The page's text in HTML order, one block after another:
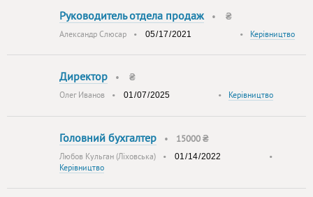
Руководитель отдела продаж• ₴
Александр Слюсар • • Керівництво
Директор • ₴
Олег Иванов • • Керівництво
Головний бухгалтер • 15000 ₴
Любов Кульган (Ліховська) •
•
Керівництво